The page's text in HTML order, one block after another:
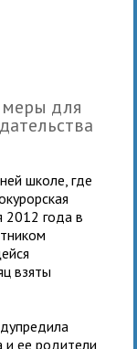
меры для
школе, где
2012 года в
взяты
и ее родители